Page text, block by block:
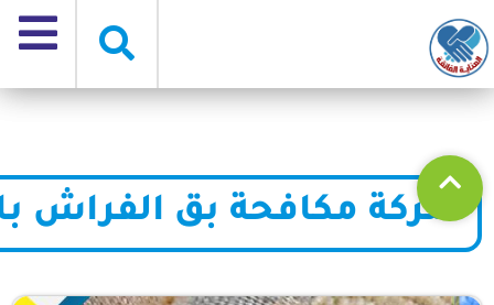
شركة مكافحة بق الفراش